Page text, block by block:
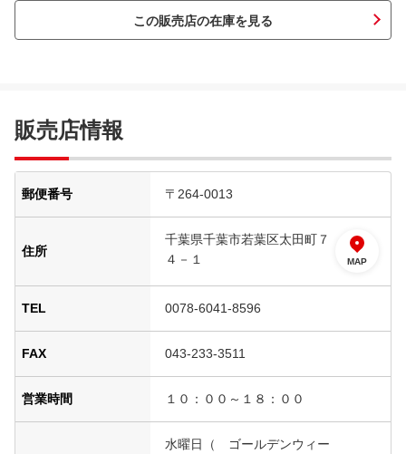
この販売店の在庫を見る
販売店情報
郵便番号 〒264-0013
住所
千葉県千葉市若葉区太田町７
４－１
MAP
TEL 0078-6041-8596
FAX 043-233-3511
営業時間 １０：００～１８：００
水曜日（ ゴールデンウィー